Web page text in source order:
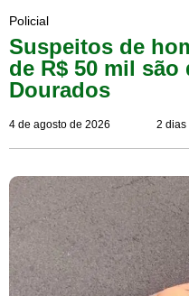
Policial
Suspeitos de
de R$ 50 mil são
Dourados
4 de agosto de 2026 2 dias